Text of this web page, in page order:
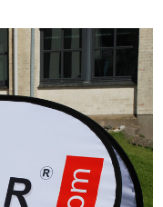
plegables
plegable FleX-
el final y tener toda la
digital. El cielo
productos de
nuestros banners
con nuestros
o chat.